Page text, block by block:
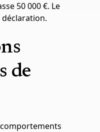
50 000 €. Le
déclaration.
de